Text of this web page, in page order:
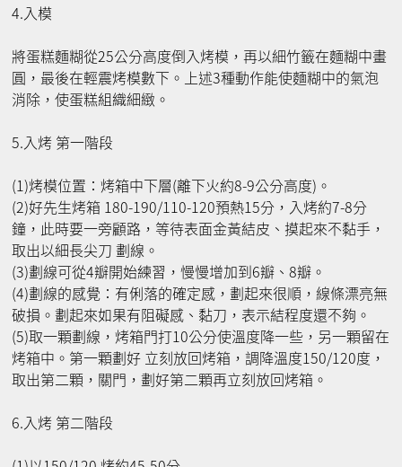
4.入模
將蛋糕麵糊從25公分高度倒入烤模，再以細竹籤在麵糊中畫
圓，最後在輕震烤模數下。上述3種動作能使麵糊中的氣泡
消除，使蛋糕組織細緻。
5.入烤 第一階段
(1)烤模位置：烤箱中下層(離下火約8-9公分高度)。
(2)好先生烤箱 180-190/110-120預熱15分，入烤約7-8分
鐘，此時要一旁顧路，等待表面金黃結皮、摸起來不黏手，
取出以細長尖刀 劃線。
(3)劃線可從4瓣開始練習，慢慢增加到6瓣、8瓣。
(4)劃線的感覺：有俐落的確定感，劃起來很順，線條漂亮無
破損。劃起來如果有阻礙感、黏刀，表示結程度還不夠。
(5)取一顆劃線，烤箱門打10公分使溫度降一些，另一顆留在
烤箱中。第一顆劃好 立刻放回烤箱，調降溫度150/120度，
取出第二顆，關門，劃好第二顆再立刻放回烤箱。
6.入烤 第二階段